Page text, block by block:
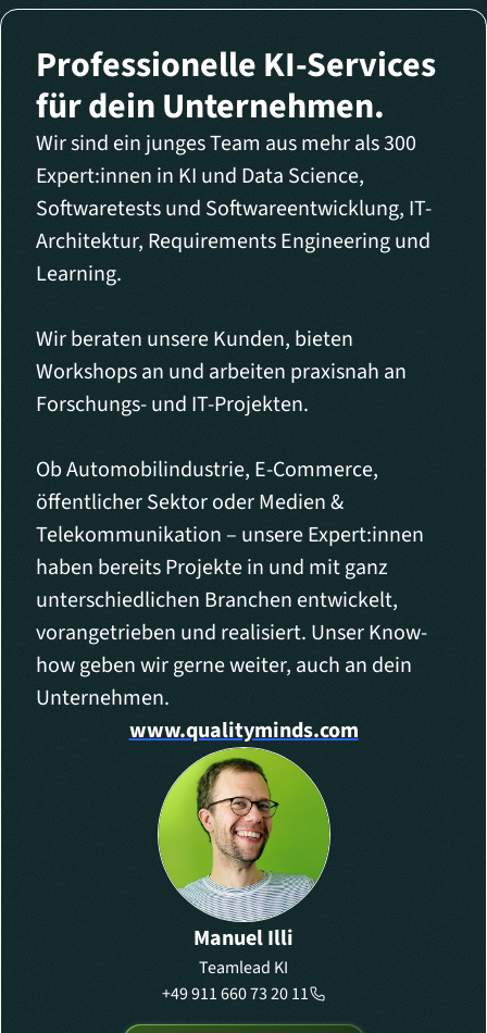
Professionelle KI-Services
für dein Unternehmen.
Wir sind ein junges Team aus mehr als 300
Expert:innen in KI und Data Science,
Softwaretests und Softwareentwicklung, IT-
Architektur, Requirements Engineering und
Learning.
Wir beraten unsere Kunden, bieten
Workshops an und arbeiten praxisnah an
Forschungs- und IT-Projekten.
Ob Automobilindustrie, E-Commerce,
öffentlicher Sektor oder Medien &
Telekommunikation – unsere Expert:innen
haben bereits Projekte in und mit ganz
unterschiedlichen Branchen entwickelt,
vorangetrieben und realisiert. Unser Know-
how geben wir gerne weiter, auch an dein
Unternehmen.
www.qualityminds.com
Manuel Illi
Teamlead KI
+49 911 660 73 20 11